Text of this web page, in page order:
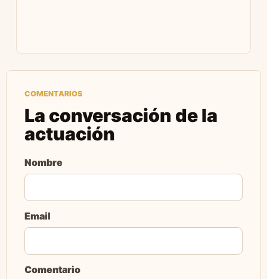
COMENTARIOS
La conversación de la
actuación
Nombre
Email
Comentario